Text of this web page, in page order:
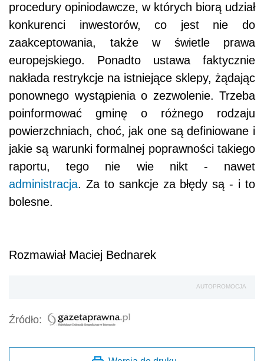
procedury opiniodawcze, w których biorą udział
konkurenci inwestorów, co jest nie do
zaakceptowania, także w świetle prawa
europejskiego. Ponadto ustawa faktycznie
nakłada restrykcje na istniejące sklepy, żądając
ponownego wystąpienia o zezwolenie. Trzeba
poinformować gminę o różnego rodzaju
powierzchniach, choć, jak one są definiowane i
jakie są warunki formalnej poprawności takiego
raportu, tego nie wie nikt - nawet
administracja. Za to sankcje za błędy są - i to
bolesne.
Rozmawiał Maciej Bednarek
AUTOPROMOCJA
Źródło: